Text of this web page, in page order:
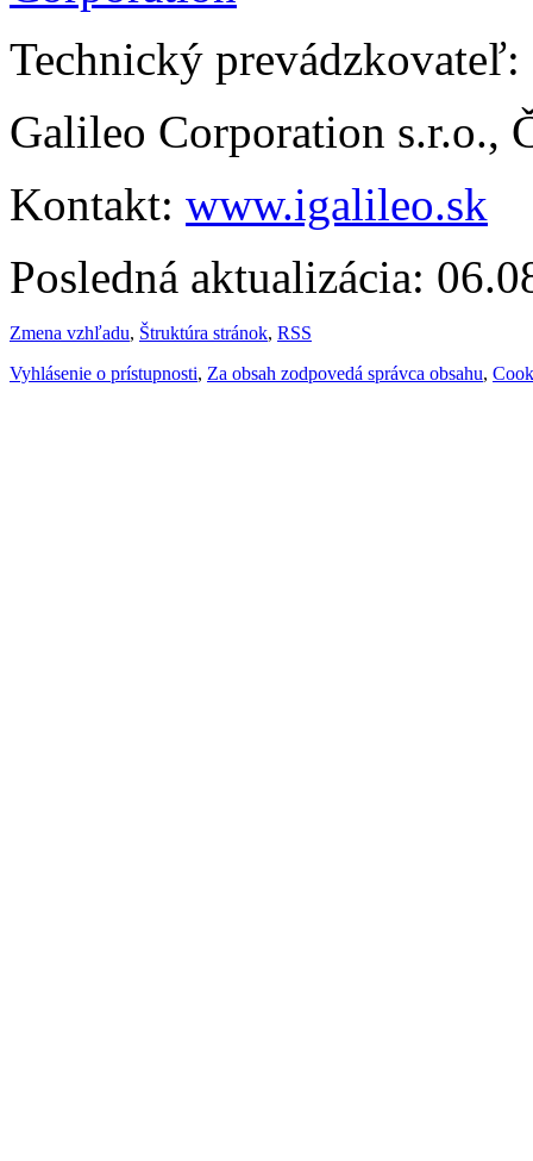
Technický prevádzkovateľ:
Galileo Corporation s.r.o.,
Kontakt: www.igalileo.sk
Posledná aktualizácia:
Zmena vzhľadu, Štruktúra stránok, RSS
Vyhlásenie o prístupnosti, Za obsah zodpovedá správca obsahu,